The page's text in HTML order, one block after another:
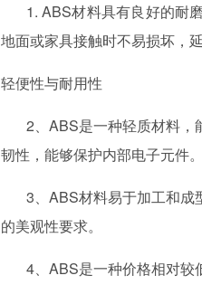
1. ABS材料具有良好的耐
地面或家具接触时不易损坏，
轻便性与耐用性
2、ABS是一种轻质材料，
韧性，能够保护内部电子元件。
3、ABS材料易于加工和成
的美观性要求。
4、ABS是一种价格相对较